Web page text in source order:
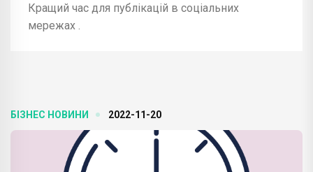
Кращий час для публікацій в соціальних
мережах .
БІЗНЕС НОВИНИ 2022-11-20